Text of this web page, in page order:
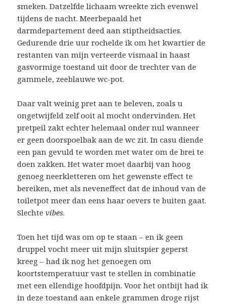
smeken. Datzelfde lichaam wreekte zich evenwel
tijdens de nacht. Meerbepaald het
darmdepartement deed aan stiptheidsacties.
Gedurende drie uur rochelde ik om het kwartier de
restanten van mijn verteerde vismaal in haast
gasvormige toestand uit door de trechter van de
gammele, zeeblauwe wc-pot.
Daar valt weinig pret aan te beleven, zoals u
ongetwijfeld zelf ooit al mocht ondervinden. Het
pretpeil zakt echter helemaal onder nul wanneer
er geen doorspoelbak aan de wc zit. In casu diende
een pan gevuld te worden met water om de brei te
doen zakken. Het water moet daarbij van hoog
genoeg neerkletteren om het gewenste effect te
bereiken, met als neveneffect dat de inhoud van de
toiletpot meer dan eens haar oevers te buiten gaat.
Slechtevibes.
Toen het tijd was om op te staan – en ik geen
druppel vocht meer uit mijn sluitspier geperst
kreeg – had ik nog het genoegen om
koortstemperatuur vast te stellen in combinatie
met een ellendige hoofdpijn. Voor het ontbijt had ik
in deze toestand aan enkele grammen droge rijst